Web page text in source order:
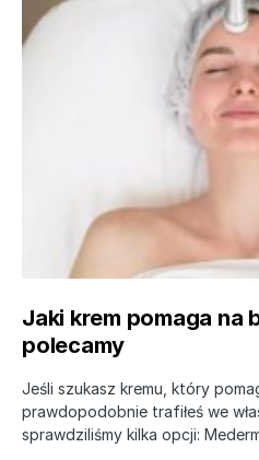
Jaki krem pomaga na
polecamy
Jeśli szukasz kremu, który
prawdopodobnie trafiłeś we
sprawdziliśmy kilka opcji: